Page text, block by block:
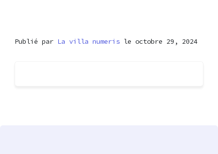
Publié par La villa numeris le octobre 29, 2024